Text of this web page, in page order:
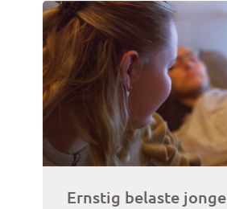
mailprogramma)
Ernstig belaste jonge